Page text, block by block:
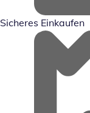
Sicheres Einkaufen